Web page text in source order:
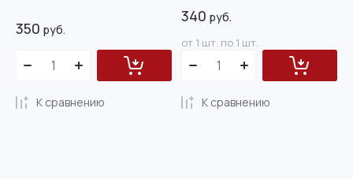
350 руб.
К сравнению
340 руб.
от 1 шт. по 1 шт.
К сравнению